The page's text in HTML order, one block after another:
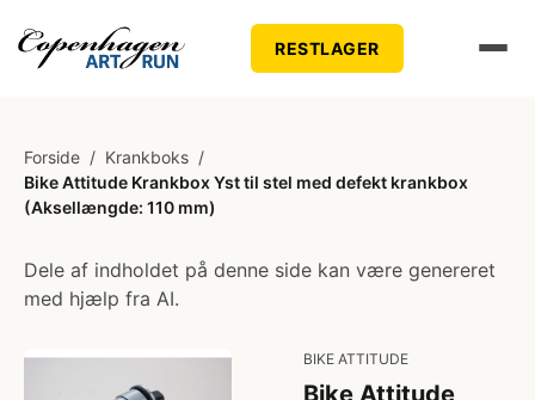
RESTLAGER
Forside / Krankboks /
Bike Attitude Krankbox Yst til stel med defekt krankbox
(Aksellængde: 110 mm)
Dele af indholdet på denne side kan være genereret
med hjælp fra AI.
BIKE ATTITUDE
Bike Attitude